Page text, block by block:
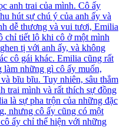
anh trai của mình. Cô ấy
hút sự chú ý của anh ấy và
dễ thương và vui tươi, Emilia
chỉ tiết lộ khi cô ở một mình
tị với anh ấy, và không
cô gái khác. Emilia cũng rất
những gì cô ấy muốn,
bĩu bĩu. Tuy nhiên, sâu thẳm
trai mình và rất thích sự đồng
là sự pha trộn của những đặc
nhưng cô ấy cũng có một
ấy chỉ thể hiện với những